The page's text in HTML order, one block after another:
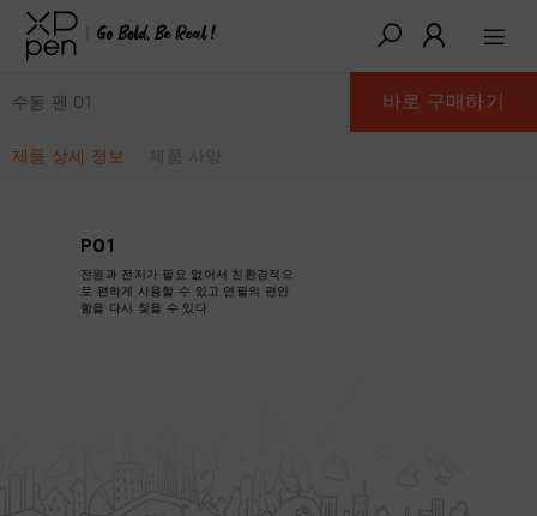
수동 펜 01
제품 상세 정보 제품 사양
바로 구매하기
P01
전원과 전지가 필요 없어서 친환경적으
로 편하게 사용할 수 있고 연필의 편안
함을 다시 찾을 수 있다.